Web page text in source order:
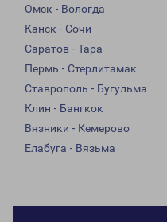
Омск - Вологда
Канск - Сочи
Саратов - Тара
Пермь - Стерлитамак
Ставрополь - Бугульма
Клин - Бангкок
Вязники - Кемерово
Елабуга - Вязьма